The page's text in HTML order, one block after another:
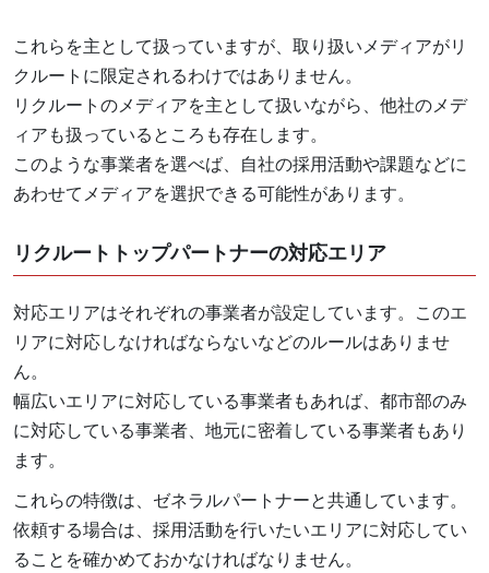
これらを主として扱っていますが、取り扱いメディアがリ
クルートに限定されるわけではありません。
リクルートのメディアを主として扱いながら、他社のメデ
ィアも扱っているところも存在します。
このような事業者を選べば、自社の採用活動や課題などに
あわせてメディアを選択できる可能性があります。
リクルートトップパートナーの対応エリア
対応エリアはそれぞれの事業者が設定しています。このエ
リアに対応しなければならないなどのルールはありませ
ん。
幅広いエリアに対応している事業者もあれば、都市部のみ
に対応している事業者、地元に密着している事業者もあり
ます。
これらの特徴は、ゼネラルパートナーと共通しています。
依頼する場合は、採用活動を行いたいエリアに対応してい
ることを確かめておかなければなりません。